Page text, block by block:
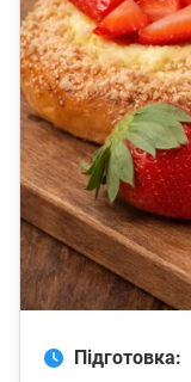
Підготовка: